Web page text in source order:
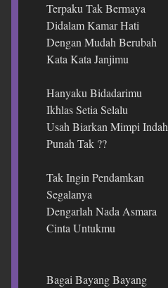
Terpaku Tak Bermaya
Didalam Kamar Hati
Dengan Mudah Berubah
Kata Kata Janjimu
Hanyaku Bidadarimu
Ikhlas Setia Selalu
Usah Biarkan Mimpi Indah
Punah Tak ??
Tak Ingin Pendamkan
Segalanya
Dengarlah Nada Asmara
Cinta Untukmu
Bagai Bayang Bayang